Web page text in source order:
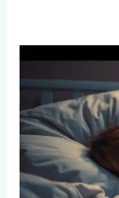
Manejar
las
Fiebres
en
Niños: